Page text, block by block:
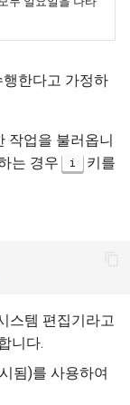
한다고 가정하
작업을 불러옵니
는 경우 i
키를
스템 편집기라고
니다.
됨)를 사용하여